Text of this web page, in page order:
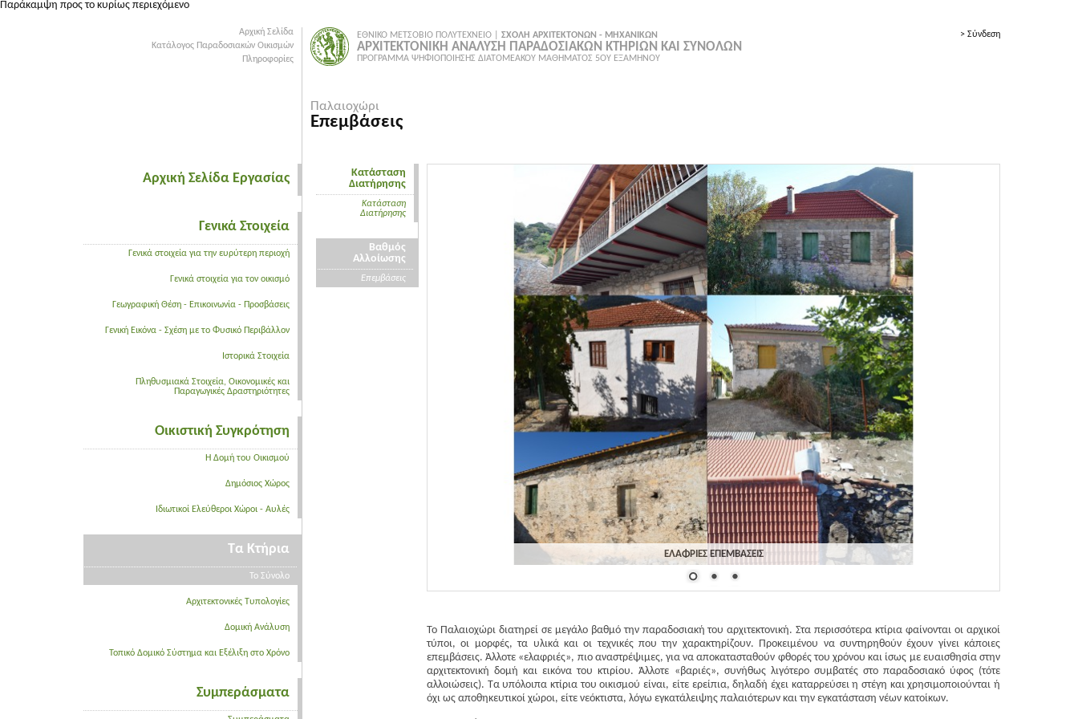
Παράκαμψη προς το κυρίως περιεχόμενο
Αρχική Σελίδα
Κατάλογος Παραδοσιακών Οικισμών
Πληροφορίες
Αρχική Σελίδα Εργασίας
Γενικά Στοιχεία
Γενικά στοιχεία για την ευρύτερη περιοχή
Γενικά στοιχεία για τον οικισμό
Γεωγραφική Θέση - Επικοινωνία - Προσβάσεις
Γενική Εικόνα - Σχέση με το Φυσικό Περιβάλλον
Ιστορικά Στοιχεία
Πληθυσμιακά Στοιχεία, Οικονομικές και
Παραγωγικές Δραστηριότητες
Οικιστική Συγκρότηση
Η Δομή του Οικισμού
Δημόσιος Χώρος
Ιδιωτικοί Ελεύθεροι Χώροι - Αυλές
Τα Κτήρια
Το Σύνολο
Αρχιτεκτονικές Τυπολογίες
Δομική Ανάλυση
Τοπικό Δομικό Σύστημα και Εξέλιξη στο Χρόνο
Συμπεράσματα
ΕΘΝΙΚΟ ΜΕΤΣΟΒΙΟ ΠΟΛΥΤΕΧΝΕΙΟ | ΣΧΟΛΗ ΑΡΧΙΤΕΚΤΟΝΩΝ - ΜΗΧΑΝΙΚΩΝ
ΑΡΧΙΤΕΚΤΟΝΙΚΗ ΑΝΑΛΥΣΗ ΠΑΡΑΔΟΣΙΑΚΩΝ ΚΤΗΡΙΩΝ ΚΑΙ ΣΥΝΟΛΩΝ
ΠΡΟΓΡΑΜΜΑ ΨΗΦΙΟΠΟΙΗΣΗΣ ΔΙΑΤΟΜΕΑΚΟΥ ΜΑΘΗΜΑΤΟΣ 5ΟΥ ΕΞΑΜΗΝΟΥ
> Σύνδεση
Παλαιοχώρι
Επεμβάσεις
Κατάσταση
Διατήρησης
Κατάσταση
Διατήρησης
Βαθμός
Αλλοίωσης
Επεμβάσεις
ΕΛΑΦΡΙΕΣ ΕΠΕΜΒΑΣΕΙΣ
Το Παλαιοχώρι διατηρεί σε μεγάλο βαθμό την παραδοσιακή του αρχιτεκτονική. Στα περισσότερα κτίρια φαίνονται οι αρχικοί
τύποι, οι μορφές, τα υλικά και οι τεχνικές που την χαρακτηρίζουν. Προκειμένου να συντηρηθούν έχουν γίνει κάποιες
επεμβάσεις. Άλλοτε «ελαφριές», πιο αναστρέψιμες, για να αποκατασταθούν φθορές του χρόνου και ίσως με ευαισθησία στην
αρχιτεκτονική δομή και εικόνα του κτιρίου. Άλλοτε «βαριές», συνήθως λιγότερο συμβατές στο παραδοσιακό ύφος (τότε
αλλοιώσεις). Τα υπόλοιπα κτίρια του οικισμού είναι, είτε ερείπια, δηλαδή έχει καταρρεύσει η στέγη και χρησιμοποιούνται ή
όχι ως αποθηκευτικοί χώροι, είτε νεόκτιστα, λόγω εγκατάλειψης παλαιότερων και την εγκατάσταση νέων κατοίκων.